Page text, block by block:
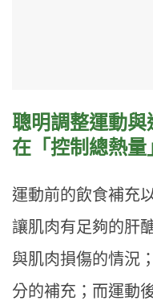
聰明調整運動
在「控制總熱量
運動前的飲食補充
讓肌肉有足夠的肝
與肌肉損傷的情況
分的補充；而運動